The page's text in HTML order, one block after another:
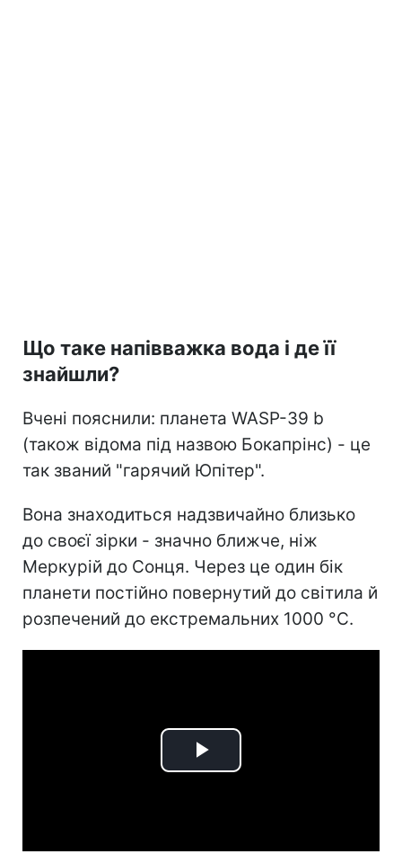
Що таке напівважка вода і де її
знайшли?
Вчені пояснили: планета WASP-39 b
(також відома під назвою Бокапрінс) - це
так званий "гарячий Юпітер".
Вона знаходиться надзвичайно близько
до своєї зірки - значно ближче, ніж
Меркурій до Сонця. Через це один бік
планети постійно повернутий до світила й
розпечений до екстремальних 1000 °C.
Play